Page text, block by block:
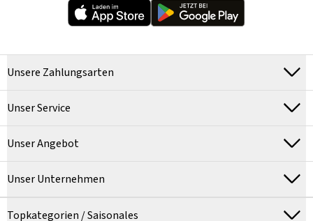
Unsere Zahlungsarten
Unser Service
Unser Angebot
Unser Unternehmen
Topkategorien / Saisonales